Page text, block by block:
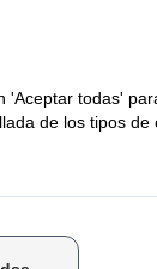
evitando
seguro y
de
no tejido +
.
saludable